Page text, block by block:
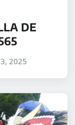
DE
2025